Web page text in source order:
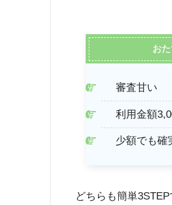
お
審査甘い
利用金額
少額でも確
どちらも簡単